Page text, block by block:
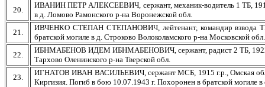
20.
ИВАНИН ПЕТР АЛЕКСЕЕВИЧ, сержант, механик-водитель 1 ТБ, 1914
в д. Ломово Рамонского р-на Воронежской обл.
21.
ИВЧЕНКО СТЕПАН СТЕПАНОВИЧ, лейтенант, командир взвода
братской могиле в д. Строково Волоколамского р-на Московской обл.
22.
ИБНМАБЕНОВ ИДЕМ ИБНМАБЕНОВИЧ, сержант, радист 2 ТБ, 1922
Тархово Оленинского р-на Тверской обл.
23.
ИГНАТОВ ИВАН ВАСИЛЬЕВИЧ, сержант МСБ, 1915 г.р., Омская обл.,
Киргизия. Погиб в бою 10.07.1943 г. Похоронен в братской могиле